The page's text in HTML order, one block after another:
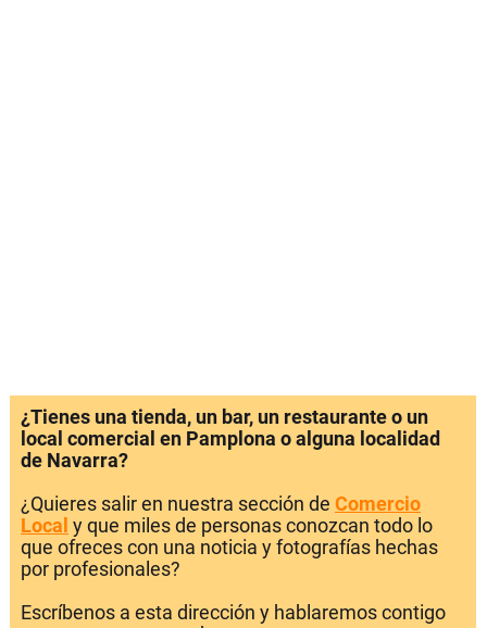
¿Tienes una tienda, un bar, un restaurante o un
local comercial en Pamplona o alguna localidad
de Navarra?
¿Quieres salir en nuestra sección de Comercio
Local y que miles de personas conozcan todo lo
que ofreces con una noticia y fotografías hechas
por profesionales?
Escríbenos a esta dirección y hablaremos contigo